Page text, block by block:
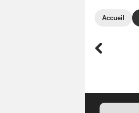
Accueil